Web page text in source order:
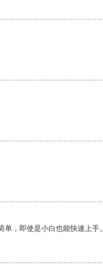
，即使是小白也能快速上手。